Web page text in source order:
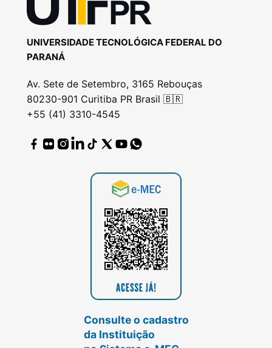
UNIVERSIDADE TECNOLÓGICA FEDERAL DO
PARANÁ
Av. Sete de Setembro, 3165 Rebouças
80230-901 Curitiba PR Brasil 🇧🇷
+55 (41) 3310-4545
Consulte o cadastro
da Instituição